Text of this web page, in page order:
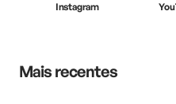
Instagram
Mais recentes